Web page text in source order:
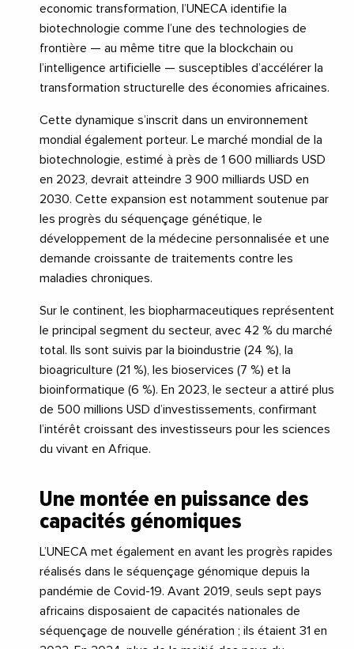
economic transformation, l’UNECA identifie la
biotechnologie comme l’une des technologies de
frontière — au même titre que la blockchain ou
l’intelligence artificielle — susceptibles d’accélérer la
transformation structurelle des économies africaines.
Cette dynamique s’inscrit dans un environnement
mondial également porteur. Le marché mondial de la
biotechnologie, estimé à près de 1 600 milliards USD
en 2023, devrait atteindre 3 900 milliards USD en
2030. Cette expansion est notamment soutenue par
les progrès du séquençage génétique, le
développement de la médecine personnalisée et une
demande croissante de traitements contre les
maladies chroniques.
Sur le continent, les biopharmaceutiques représentent
le principal segment du secteur, avec 42 % du marché
total. Ils sont suivis par la bioindustrie (24 %), la
bioagriculture (21 %), les bioservices (7 %) et la
bioinformatique (6 %). En 2023, le secteur a attiré plus
de 500 millions USD d’investissements, confirmant
l’intérêt croissant des investisseurs pour les sciences
du vivant en Afrique.
Une montée en puissance des
capacités génomiques
L’UNECA met également en avant les progrès rapides
réalisés dans le séquençage génomique depuis la
pandémie de Covid-19. Avant 2019, seuls sept pays
africains disposaient de capacités nationales de
séquençage de nouvelle génération ; ils étaient 31 en